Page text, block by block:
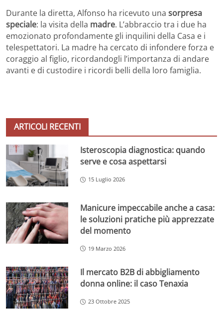
Durante la diretta, Alfonso ha ricevuto una sorpresa
speciale: la visita della madre. L’abbraccio tra i due ha
emozionato profondamente gli inquilini della Casa e i
telespettatori. La madre ha cercato di infondere forza e
coraggio al figlio, ricordandogli l’importanza di andare
avanti e di custodire i ricordi belli della loro famiglia.
ARTICOLI RECENTI
Isteroscopia diagnostica: quando
serve e cosa aspettarsi
15 Luglio 2026
Manicure impeccabile anche a casa:
le soluzioni pratiche più apprezzate
del momento
19 Marzo 2026
Il mercato B2B di abbigliamento
donna online: il caso Tenaxia
23 Ottobre 2025